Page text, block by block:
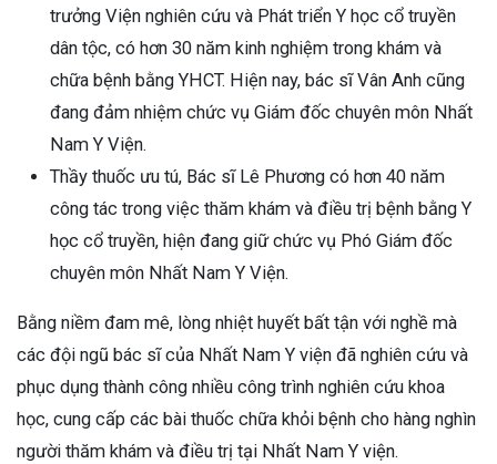
trưởng Viện nghiên cứu và Phát triển Y học cổ truyền
dân tộc, có hơn 30 năm kinh nghiệm trong khám và
chữa bệnh bằng YHCT. Hiện nay, bác sĩ Vân Anh cũng
đang đảm nhiệm chức vụ Giám đốc chuyên môn Nhất
Nam Y Viện.
Thầy thuốc ưu tú, Bác sĩ Lê Phương có hơn 40 năm
công tác trong việc thăm khám và điều trị bệnh bằng Y
học cổ truyền, hiện đang giữ chức vụ Phó Giám đốc
chuyên môn Nhất Nam Y Viện.
Bằng niềm đam mê, lòng nhiệt huyết bất tận với nghề mà
các đội ngũ bác sĩ của Nhất Nam Y viện đã nghiên cứu và
phục dụng thành công nhiều công trình nghiên cứu khoa
học, cung cấp các bài thuốc chữa khỏi bệnh cho hàng nghìn
người thăm khám và điều trị tại Nhất Nam Y viện.